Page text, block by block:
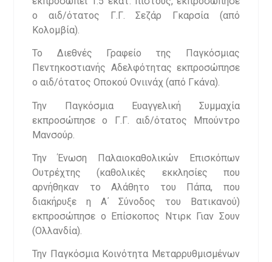
ο αιδ/ότατος Γ.Γ. Σεζάρ Γκαρσία (από
Κολομβία).
Το Διεθνές Γραφείο της Παγκόσμιας
Πεντηκοστιανής Αδελφότητας εκπροσώπησε
ο αιδ/ότατος Οποκού Ονιινάχ (από Γκάνα).
Την Παγκόσμια Ευαγγελική Συμμαχία
εκπροσώπησε ο Γ.Γ. αιδ/ότατος Μπούντρο
Μανσούρ.
Την Ένωση Παλαιοκαθολικών Επισκόπων
Ουτρέχτης (καθολικές εκκλησίες που
αρνήθηκαν το Αλάθητο του Πάπα, που
διακήρυξε η Α΄ Σύνοδος του Βατικανού)
εκπροσώπησε ο Επίσκοπος Ντιρκ Γιαν Σουν
(Ολλανδία).
Την Παγκόσμια Κοινότητα Μεταρρυθμισμένων